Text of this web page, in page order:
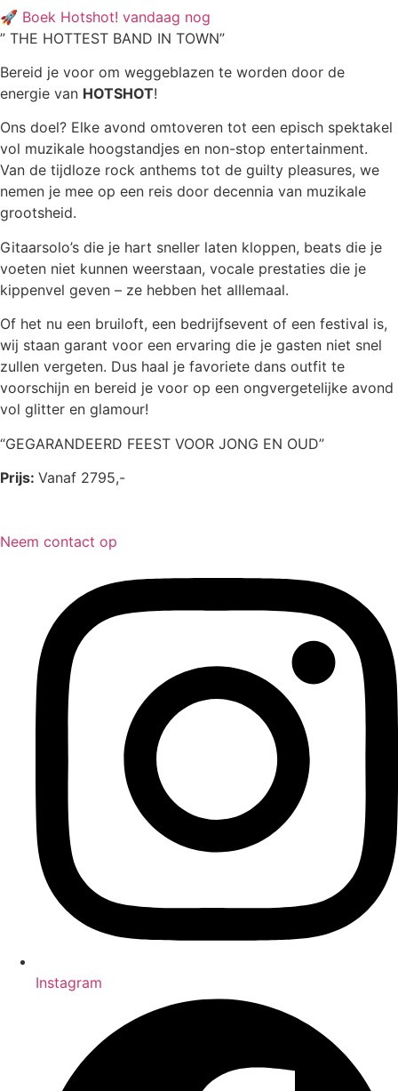
🚀 Boek Hotshot! vandaag nog
” THE HOTTEST BAND IN TOWN”
Bereid je voor om weggeblazen te worden door de
energie van HOTSHOT!
Ons doel? Elke avond omtoveren tot een episch spektakel
vol muzikale hoogstandjes en non-stop entertainment.
Van de tijdloze rock anthems tot de guilty pleasures, we
nemen je mee op een reis door decennia van muzikale
grootsheid.
Gitaarsolo’s die je hart sneller laten kloppen, beats die je
voeten niet kunnen weerstaan, vocale prestaties die je
kippenvel geven – ze hebben het alllemaal.
Of het nu een bruiloft, een bedrijfsevent of een festival is,
wij staan garant voor een ervaring die je gasten niet snel
zullen vergeten. Dus haal je favoriete dans outfit te
voorschijn en bereid je voor op een ongvergetelijke avond
vol glitter en glamour!
“GEGARANDEERD FEEST VOOR JONG EN OUD”
Prijs: Vanaf 2795,-
Neem contact op
Instagram